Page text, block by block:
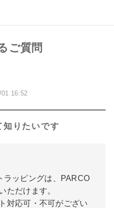
ご質問
16:52
知りたいです
ラッピングは、PARCO
ただけます。
対応可・不可がござい